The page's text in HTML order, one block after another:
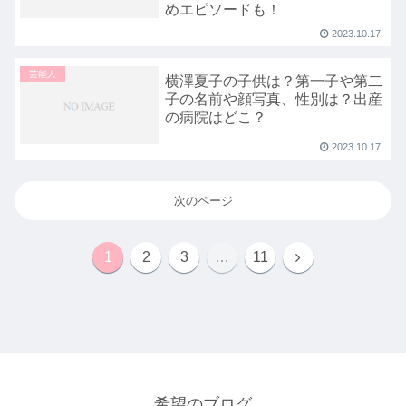
めエピソードも！
2023.10.17
芸能人
横澤夏子の子供は？第一子や第二
子の名前や顔写真、性別は？出産
の病院はどこ？
2023.10.17
次のページ
1 2 3 … 11
次